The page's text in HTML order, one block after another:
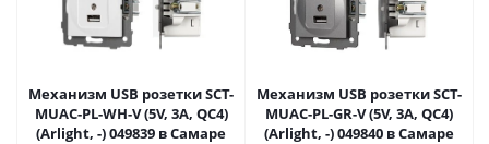
Механизм USB розетки SCT-
MUAC-PL-WH-V (5V, 3A, QC4)
(Arlight, -) 049839 в Самаре
Механизм USB розетки SCT-
MUAC-PL-GR-V (5V, 3A, QC4)
(Arlight, -) 049840 в Самаре